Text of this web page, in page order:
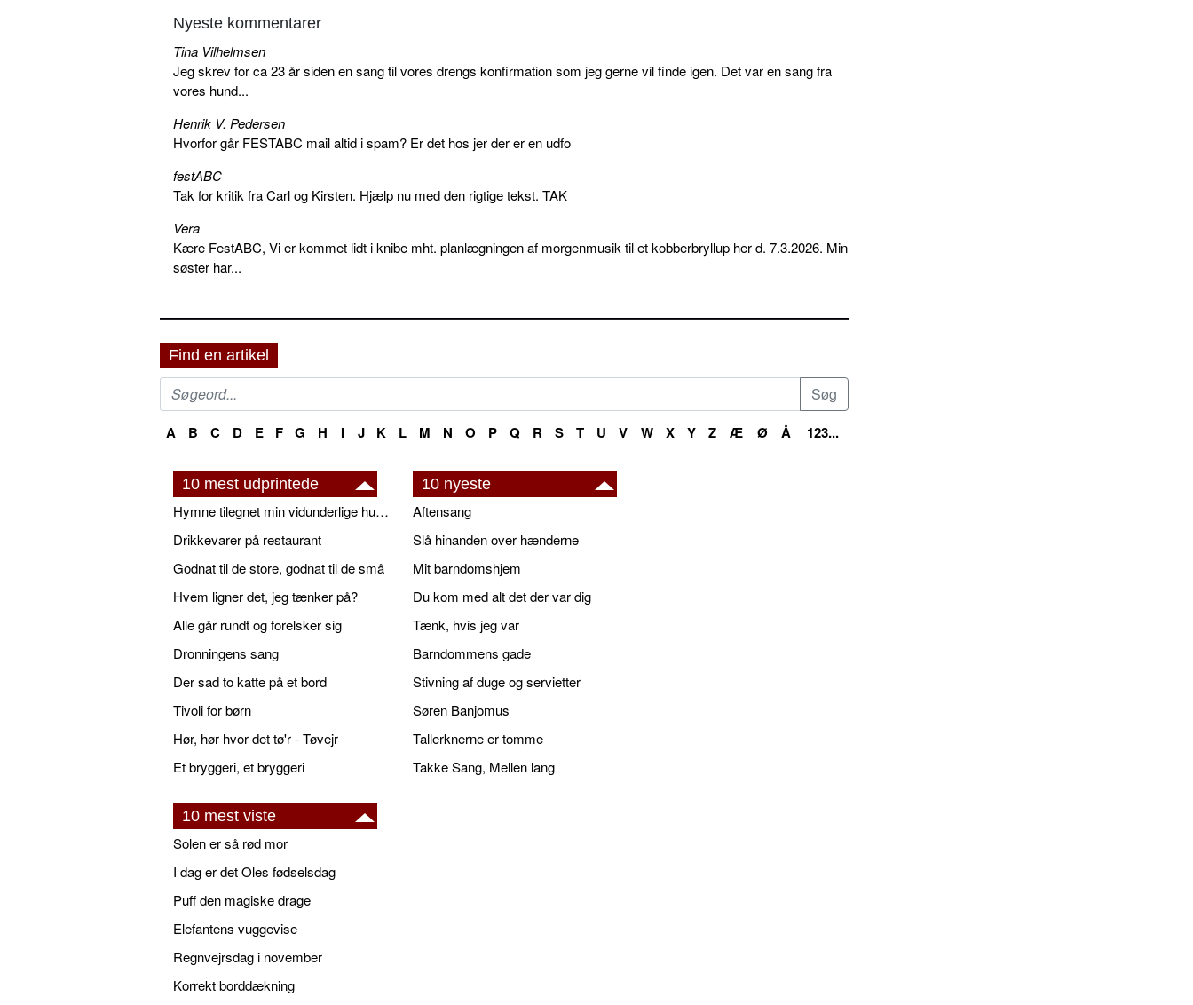
Nyeste kommentarer
Tina Vilhelmsen
Jeg skrev for ca 23 år siden en sang til vores drengs konfirmation som jeg gerne vil finde igen. Det var en sang fra
vores hund...
Henrik V. Pedersen
Hvorfor går FESTABC mail altid i spam? Er det hos jer der er en udfo
festABC
Tak for kritik fra Carl og Kirsten. Hjælp nu med den rigtige tekst. TAK
Vera
Kære FestABC, Vi er kommet lidt i knibe mht. planlægningen af morgenmusik til et kobberbryllup her d. 7.3.2026. Min
søster har...
Find en artikel
A B C D E F G H I J K L M N O P Q R S T U V W X Y Z Æ Ø Å 123...
10 mest udprintede
Hymne tilegnet min vidunderlige husbond
Drikkevarer på restaurant
Godnat til de store, godnat til de små
Hvem ligner det, jeg tænker på?
Alle går rundt og forelsker sig
Dronningens sang
Der sad to katte på et bord
Tivoli for børn
Hør, hør hvor det tø'r - Tøvejr
Et bryggeri, et bryggeri
10 nyeste
Aftensang
Slå hinanden over hænderne
Mit barndomshjem
Du kom med alt det der var dig
Tænk, hvis jeg var
Barndommens gade
Stivning af duge og servietter
Søren Banjomus
Tallerknerne er tomme
Takke Sang, Mellen lang
10 mest viste
Solen er så rød mor
I dag er det Oles fødselsdag
Puff den magiske drage
Elefantens vuggevise
Regnvejrsdag i november
Korrekt borddækning